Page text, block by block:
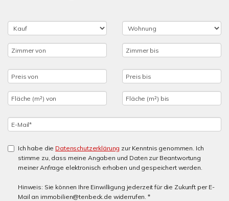
Ich habe die Datenschutzerklärung zur Kenntnis genommen. Ich
stimme zu, dass meine Angaben und Daten zur Beantwortung
meiner Anfrage elektronisch erhoben und gespeichert werden.
Hinweis: Sie können Ihre Einwilligung jederzeit für die Zukunft per E-
Mail an immobilien@tenbeck.de widerrufen. *